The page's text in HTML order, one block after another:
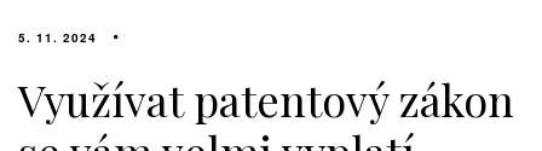
5. 11. 2024
Využívat patentový zákon